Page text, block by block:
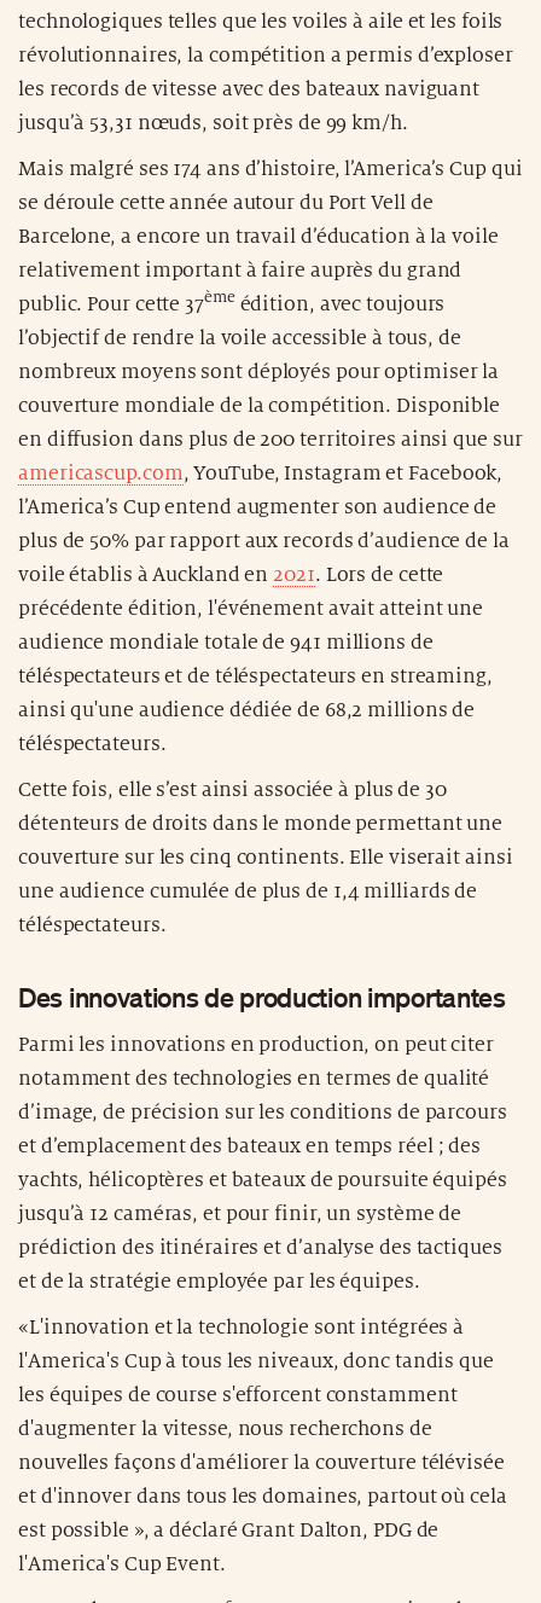
technologiques telles que les voiles à aile et les foils
révolutionnaires, la compétition a permis d’exploser
les records de vitesse avec des bateaux naviguant
jusqu’à 53,31 nœuds, soit près de 99 km/h.
Mais malgré ses 174 ans d’histoire, l’America’s Cup qui
se déroule cette année autour du Port Vell de
Barcelone, a encore un travail d’éducation à la voile
relativement important à faire auprès du grand
public. Pour cette 37èmeédition, avec toujours
l’objectif de rendre la voile accessible à tous, de
nombreux moyens sont déployés pour optimiser la
couverture mondiale de la compétition. Disponible
en diffusion dans plus de 200 territoires ainsi que sur
americascup.com, YouTube, Instagram et Facebook,
l’America’s Cup entend augmenter son audience de
plus de 50% par rapport aux records d’audience de la
voile établis à Auckland en2021. Lors de cette
précédente édition, l'événement avait atteint une
audience mondiale totale de 941 millions de
téléspectateurs et de téléspectateurs en streaming,
ainsi qu'une audience dédiée de 68,2 millions de
téléspectateurs.
Cette fois, elle s’est ainsi associée à plus de 30
détenteurs de droits dans le monde permettant une
couverture sur les cinq continents. Elle viserait ainsi
une audience cumulée de plus de 1,4 milliards de
téléspectateurs.
Des innovations de production importantes
Parmi les innovations en production, on peut citer
notamment des technologies en termes de qualité
d’image, de précision sur les conditions de parcours
et d’emplacement des bateaux en temps réel ; des
yachts, hélicoptères et bateaux de poursuite équipés
jusqu’à 12 caméras, et pour finir, un système de
prédiction des itinéraires et d’analyse des tactiques
et de la stratégie employée par les équipes.
«L'innovation et la technologie sont intégrées à
l'America's Cup à tous les niveaux, donc tandis que
les équipes de course s'efforcent constamment
d'augmenter la vitesse, nous recherchons de
nouvelles façons d'améliorer la couverture télévisée
et d'innover dans tous les domaines, partout où cela
est possible », a déclaré Grant Dalton, PDG de
l'America's Cup Event.